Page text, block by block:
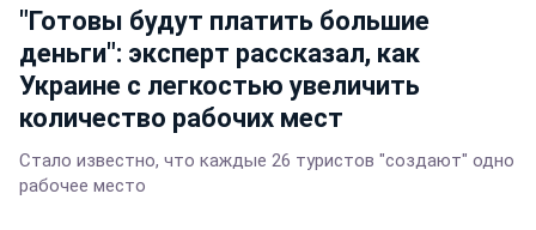
"Готовы будут платить большие
деньги": эксперт рассказал, как
Украине с легкостью увеличить
количество рабочих мест
Стало известно, что каждые 26 туристов "создают" одно
рабочее место